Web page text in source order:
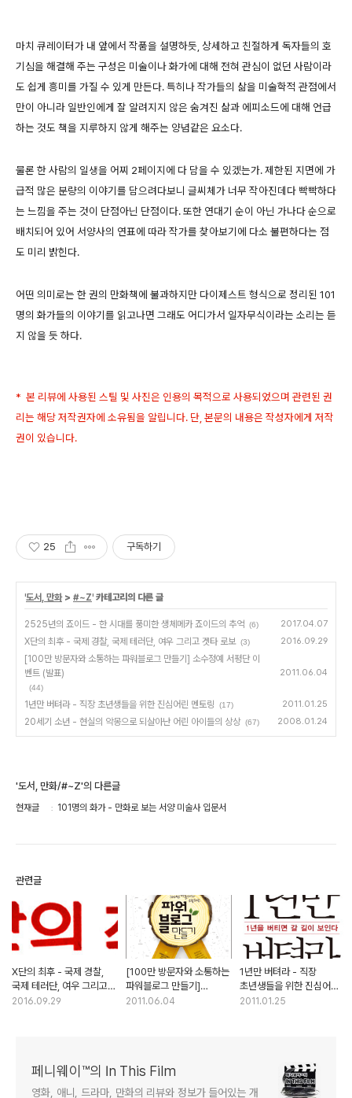
마치 큐레이터가 내 앞에서 작품을 설명하듯, 상세하고 친절하게 독자들의 호
기심을 해결해 주는 구성은 미술이나 화가에 대해 전혀 관심이 없던 사람이라
도 쉽게 흥미를 가질 수 있게 만든다. 특히나 작가들의 삶을 미술학적 관점에서
만이 아니라 일반인에게 잘 알려지지 않은 숨겨진 삶과 에피소드에 대해 언급
하는 것도 책을 지루하지 않게 해주는 양념같은 요소다.
물론 한 사람의 일생을 어찌 2페이지에 다 담을 수 있겠는가. 제한된 지면에 가
급적 많은 분량의 이야기를 담으려다보니 글씨체가 너무 작아진데다 빡빡하다
는 느낌을 주는 것이 단점아닌 단점이다. 또한 연대기 순이 아닌 가나다 순으로
배치되어 있어 서양사의 연표에 따라 작가를 찾아보기에 다소 불편하다는 점
도 미리 밝힌다.
어떤 의미로는 한 권의 만화책에 불과하지만 다이제스트 형식으로 정리된 101
명의 화가들의 이야기를 읽고나면 그래도 어디가서 일자무식이라는 소리는 듣
지 않을 듯 하다.
* 본 리뷰에 사용된 스틸 및 사진은 인용의 목적으로 사용되었으며 관련된 권
리는 해당 저작권자에 소유됨을 알립니다. 단, 본문의 내용은 작성자에게 저작
권이 있습니다.
25 구독하기
'도서, 만화> #~Z' 카테고리의 다른 글
2525년의 죠이드 - 한 시대를 풍미한 생체메카 죠이드의 추억 (6) 2017.04.07
X단의 최후 - 국제 경찰, 국제 테러단, 여우 그리고 겟타 로보 (3) 2016.09.29
[100만 방문자와 소통하는 파워블로그 만들기] 소수정예 서평단 이
벤트 (발표)
(44)
2011.06.04
1년만 버텨라 - 직장 초년생들을 위한 진심어린 멘토링 (17) 2011.01.25
20세기 소년 - 현실의 악몽으로 되살아난 어린 아이들의 상상 (67) 2008.01.24
'도서, 만화/#~Z'의 다른글
현재글 101명의 화가 - 만화로 보는 서양 미술사 입문서
관련글
X단의 최후 - 국제 경찰,
국제 테러단, 여우 그리고
겟타 로보
2016.09.29
[100만 방문자와 소통하는
파워블로그 만들기]
소수정예 서평단 이벤트
2011.06.04
1년만 버텨라 - 직장
초년생들을 위한 진심어린
멘토링
2011.01.25
페니웨이™의 In This Film
영화, 애니, 드라마, 만화의 리뷰와 정보가 들어있는 개